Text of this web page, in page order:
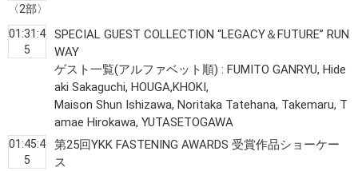
〈2部〉
01:31:4
5
SPECIAL GUEST COLLECTION “LEGACY＆FUTURE” RUN
WAY
ゲスト一覧(アルファベット順) : FUMITO GANRYU, Hide
aki Sakaguchi, HOUGA,KHOKI,
Maison Shun Ishizawa, Noritaka Tatehana, Takemaru, T
amae Hirokawa, YUTASETOGAWA
01:45:4
5
第25回YKK FASTENING AWARDS 受賞作品ショーケー
ス